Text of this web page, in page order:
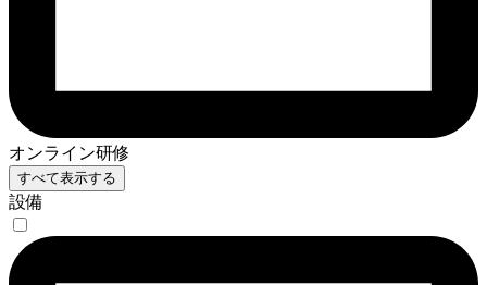
オンライン研修
すべて表示する
設備